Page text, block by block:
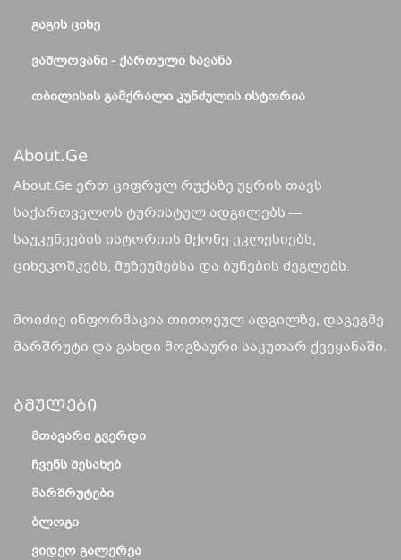
ᲒᲐᲒᲘᲡ ᲪᲘᲮᲔ
ᲕᲐᲨᲚᲝᲕᲐᲜᲘ - ᲥᲐᲠᲗᲣᲚᲘ ᲡᲐᲕᲐᲜᲐ
ᲗᲑᲘᲚᲘᲡᲘᲡ ᲒᲐᲛᲥᲠᲐᲚᲘ ᲙᲣᲜᲫᲣᲚᲘᲡ ᲘᲡᲢᲝᲠᲘᲐ
About.ge
About.Ge ერთ ციფრულ რუქაზე უყრის თავს
საქართველოს ტურისტულ ადგილებს —
საუკუნეების ისტორიის მქონე ეკლესიებს,
ციხეკოშკებს, მუზეუმებსა და ბუნების ძეგლებს.
მოიძიე ინფორმაცია თითოეულ ადგილზე, დაგეგმე
მარშრუტი და გახდი მოგზაური საკუთარ ქვეყანაში.
Ბმულები
ᲛᲗᲐᲕᲐᲠᲘ ᲒᲕᲔᲠᲓᲘ
ᲩᲕᲔᲜᲡ ᲨᲔᲡᲐᲮᲔᲑ
ᲛᲐᲠᲨᲠᲣᲢᲔᲑᲘ
ᲑᲚᲝᲒᲘ
ᲕᲘᲓᲔᲝ ᲒᲐᲚᲔᲠᲔᲐ